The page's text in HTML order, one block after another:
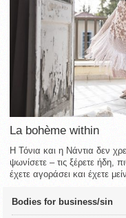
La bohème within
Η Τόνια και η Νάντια δεν
ψωνίσετε – τις ξέρετε ήδη,
έχετε αγοράσει και έχετε
Bodies for business/sin